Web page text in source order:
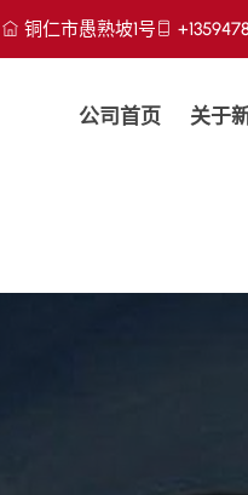
铜仁市愚熟坡1号
公司首页 关于